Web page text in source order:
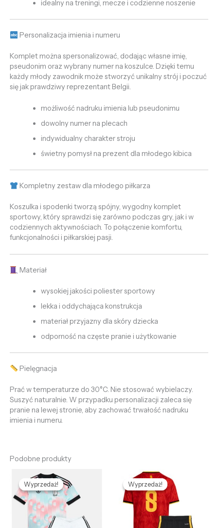
idealny na treningi, mecze i codzienne noszenie
Personalizacja imienia i numeru
Komplet można spersonalizować, dodając własne imię,
pseudonim oraz wybrany numer na koszulce. Dzięki temu
każdy młody zawodnik może stworzyć unikalny strój i poczuć
się jak prawdziwy reprezentant Belgii.
możliwość nadruku imienia lub pseudonimu
dowolny numer na plecach
indywidualny charakter stroju
świetny pomysł na prezent dla młodego kibica
Kompletny zestaw dla młodego piłkarza
Koszulka i spodenki tworzą spójny, wygodny komplet
sportowy, który sprawdzi się zarówno podczas gry, jak i w
codziennych aktywnościach. To połączenie komfortu,
funkcjonalności i piłkarskiej pasji.
Materiał
wysokiej jakości poliester sportowy
lekka i oddychająca konstrukcja
materiał przyjazny dla skóry dziecka
odporność na częste pranie i użytkowanie
Pielęgnacja
Prać w temperaturze do 30°C. Nie stosować wybielaczy.
Suszyć naturalnie. W przypadku personalizacji zaleca się
pranie na lewej stronie, aby zachować trwałość nadruku
imienia i numeru.
Podobne produkty
Wyprzedaż!
Wyprzedaż!
Pierwotna
cena
wynosiła:
469,88 zł.
cena
wynosi:
125,62 zł.
Wyprzedaż!
Wyprzedaż!
Pierwotna
cena
wynosiła:
469,88 zł.
cena
wynosi:
125,62 zł.